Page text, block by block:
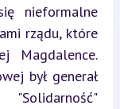
nieformalne
rządu, które
Magdalence.
był generał